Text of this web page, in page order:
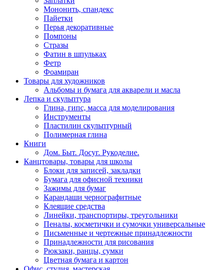
Мононить, спандекс
Пайетки
Перья декоративные
Помпоны
Стразы
Фатин в шпульках
Фетр
Фоамиран
Товары для художников
Альбомы и бумага для акварели и масла
Лепка и скульптура
Глина, гипс, масса для моделирования
Инструменты
Пластилин скульптурный
Полимерная глина
Книги
Дом. Быт. Досуг. Рукоделие.
Канцтовары, товары для школы
Блоки для записей, закладки
Бумага для офисной техники
Зажимы для бумаг
Карандаши чернографитные
Клеящие средства
Линейки, транспортиры, треугольники
Пеналы, косметички и сумочки универсальные
Письменные и чертежные принадлежности
Принадлежности для рисования
Рюкзаки, ранцы, сумки
Цветная бумага и картон